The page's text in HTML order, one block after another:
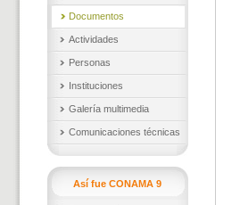
Documentos
Actividades
Personas
Instituciones
Galería multimedia
Comunicaciones técnicas
Así fue CONAMA 9